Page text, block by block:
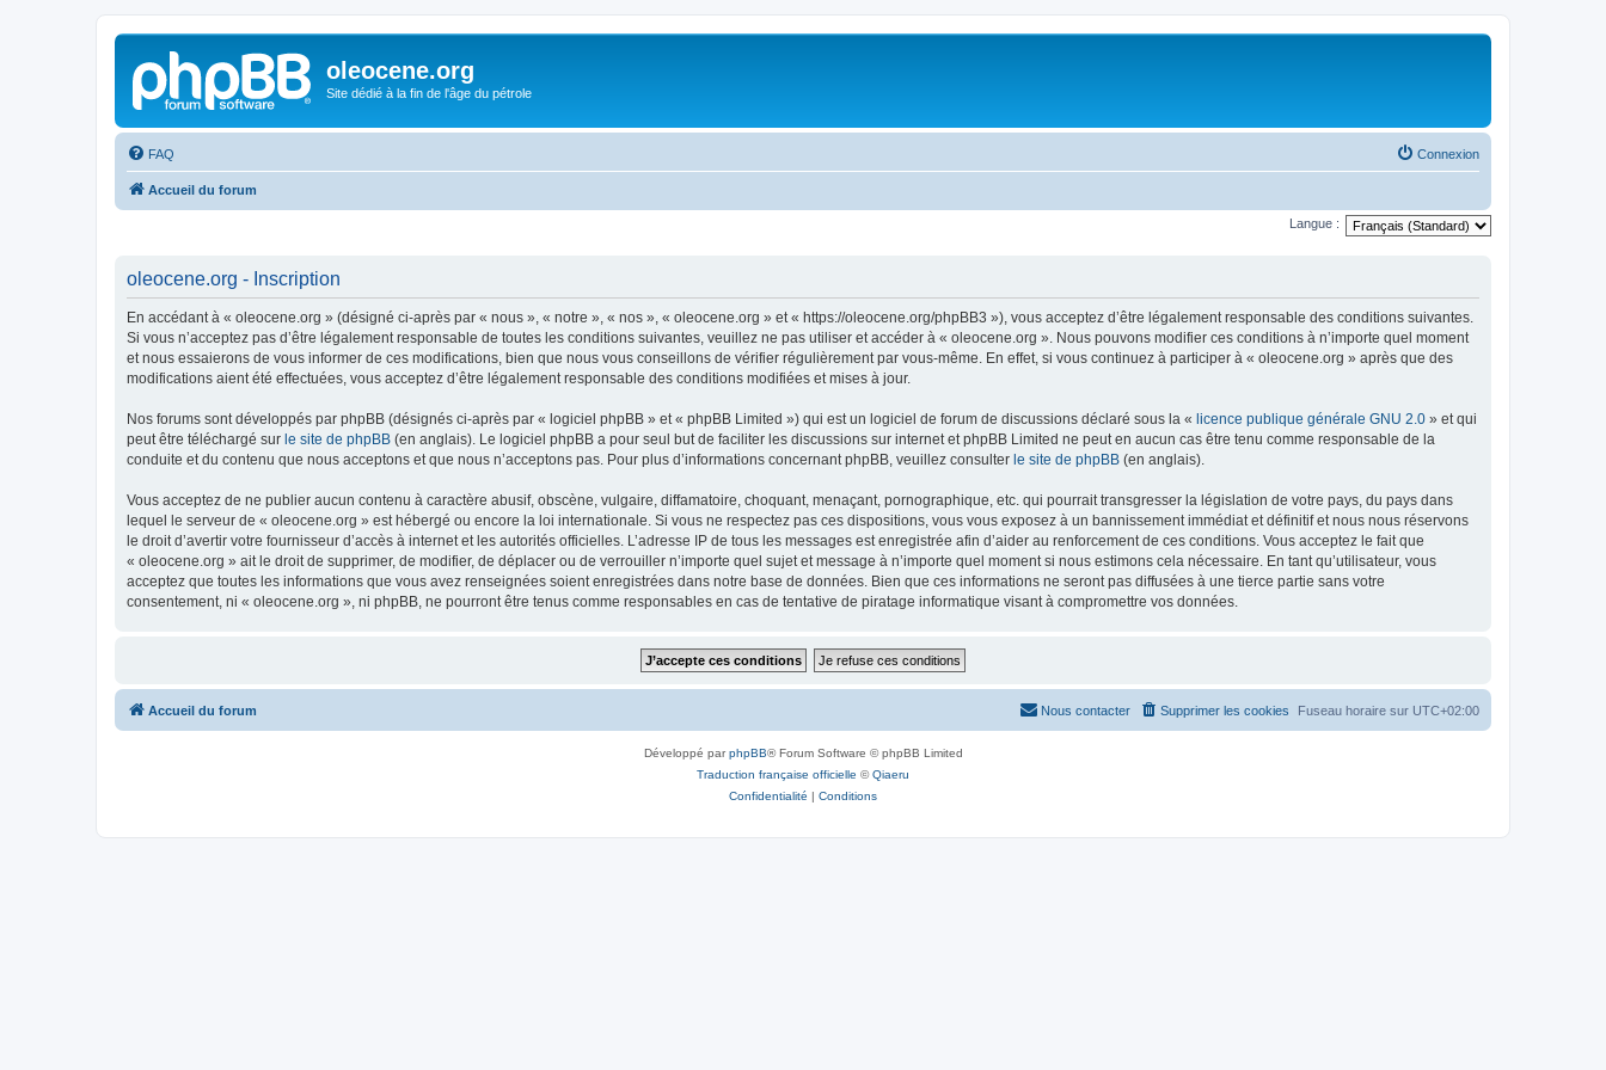
oleocene.org
Site dédié à la fin de l'âge du pétrole
FAQ Connexion
Accueil du forum
Langue :
oleocene.org - Inscription
En accédant à « oleocene.org » (désigné ci-après par « nous », « notre », « nos », « oleocene.org » et « https://oleocene.org/phpBB3 »), vous acceptez d’être légalement responsable des conditions suivantes.
Si vous n’acceptez pas d’être légalement responsable de toutes les conditions suivantes, veuillez ne pas utiliser et accéder à « oleocene.org ». Nous pouvons modifier ces conditions à n’importe quel moment
et nous essaierons de vous informer de ces modifications, bien que nous vous conseillons de vérifier régulièrement par vous-même. En effet, si vous continuez à participer à « oleocene.org » après que des
modifications aient été effectuées, vous acceptez d’être légalement responsable des conditions modifiées et mises à jour.
Nos forums sont développés par phpBB (désignés ci-après par « logiciel phpBB » et « phpBB Limited ») qui est un logiciel de forum de discussions déclaré sous la « licence publique générale GNU 2.0 » et qui
peut être téléchargé sur le site de phpBB (en anglais). Le logiciel phpBB a pour seul but de faciliter les discussions sur internet et phpBB Limited ne peut en aucun cas être tenu comme responsable de la
conduite et du contenu que nous acceptons et que nous n’acceptons pas. Pour plus d’informations concernant phpBB, veuillez consulter le site de phpBB (en anglais).
Vous acceptez de ne publier aucun contenu à caractère abusif, obscène, vulgaire, diffamatoire, choquant, menaçant, pornographique, etc. qui pourrait transgresser la législation de votre pays, du pays dans
lequel le serveur de « oleocene.org » est hébergé ou encore la loi internationale. Si vous ne respectez pas ces dispositions, vous vous exposez à un bannissement immédiat et définitif et nous nous réservons
le droit d’avertir votre fournisseur d’accès à internet et les autorités officielles. L’adresse IP de tous les messages est enregistrée afin d’aider au renforcement de ces conditions. Vous acceptez le fait que
« oleocene.org » ait le droit de supprimer, de modifier, de déplacer ou de verrouiller n’importe quel sujet et message à n’importe quel moment si nous estimons cela nécessaire. En tant qu’utilisateur, vous
acceptez que toutes les informations que vous avez renseignées soient enregistrées dans notre base de données. Bien que ces informations ne seront pas diffusées à une tierce partie sans votre
consentement, ni « oleocene.org », ni phpBB, ne pourront être tenus comme responsables en cas de tentative de piratage informatique visant à compromettre vos données.
Accueil du forum Fuseau horaire sur UTC+02:00
Supprimer les cookies
Nous contacter
Développé parphpBB® Forum Software © phpBB Limited
Traduction française officielle ©Qiaeru
Confidentialité | Conditions